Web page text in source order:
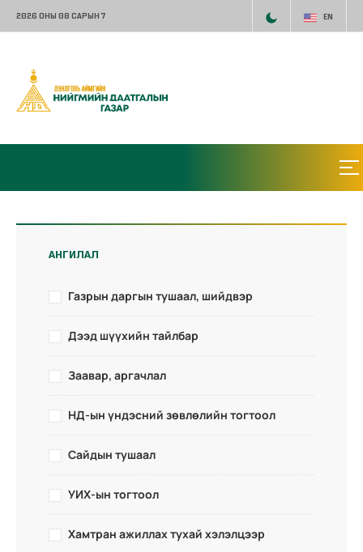
2026 ОНЫ 08 САРЫН 7 EN
АНГИЛАЛ
Газрын даргын тушаал, шийдвэр
Дээд шүүхийн тайлбар
Заавар, аргачлал
НД-ын үндэсний зөвлөлийн тогтоол
Сайдын тушаал
УИХ-ын тогтоол
Хамтран ажиллах тухай хэлэлцээр